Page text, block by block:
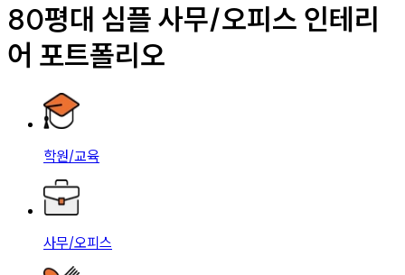
80평대 심플 사무/오피스 인테리
어 포트폴리오
학원/교육
사무/오피스